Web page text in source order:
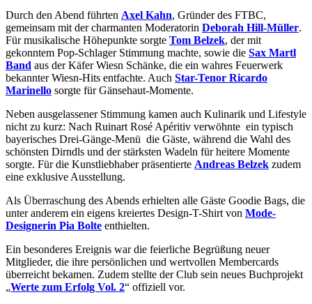
Durch den Abend führten Axel Kahn, Gründer des FTBC,
gemeinsam mit der charmanten Moderatorin Deborah Hill-Müller.
Für musikalische Höhepunkte sorgte Tom Belzek, der mit
gekonntem Pop-Schlager Stimmung machte, sowie die Sax Martl
Band aus der Käfer Wiesn Schänke, die ein wahres Feuerwerk
bekannter Wiesn-Hits entfachte. Auch Star-Tenor Ricardo
Marinello sorgte für Gänsehaut-Momente.
Neben ausgelassener Stimmung kamen auch Kulinarik und Lifestyle
nicht zu kurz: Nach Ruinart Rosé Apéritiv verwöhnte ein typisch
bayerisches Drei-Gänge-Menü die Gäste, während die Wahl des
schönsten Dirndls und der stärksten Wadeln für heitere Momente
sorgte. Für die Kunstliebhaber präsentierte Andreas Belzek zudem
eine exklusive Ausstellung.
Als Überraschung des Abends erhielten alle Gäste Goodie Bags, die
unter anderem ein eigens kreiertes Design-T-Shirt von Mode-
Designerin Pia Bolte enthielten.
Ein besonderes Ereignis war die feierliche Begrüßung neuer
Mitglieder, die ihre persönlichen und wertvollen Membercards
überreicht bekamen. Zudem stellte der Club sein neues Buchprojekt
„Werte zum Erfolg Vol. 2“ offiziell vor.